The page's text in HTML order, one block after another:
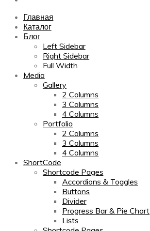
Главная
Каталог
Блог
Left Sidebar
Right Sidebar
Full Width
Media
Gallery
2 Columns
3 Columns
4 Columns
Portfolio
2 Columns
3 Columns
4 Columns
ShortCode
Shortcode Pages
Accordions & Toggles
Buttons
Divider
Progress Bar & Pie Chart
Lists